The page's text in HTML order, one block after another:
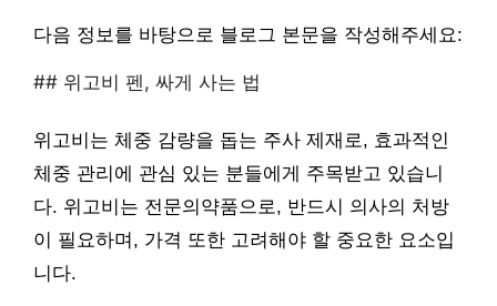
다음 정보를 바탕으로 블로그 본문을 작성해주세요:
## 위고비 펜, 싸게 사는 법
위고비는 체중 감량을 돕는 주사 제재로, 효과적인
체중 관리에 관심 있는 분들에게 주목받고 있습니
다. 위고비는 전문의약품으로, 반드시 의사의 처방
이 필요하며, 가격 또한 고려해야 할 중요한 요소입
니다.